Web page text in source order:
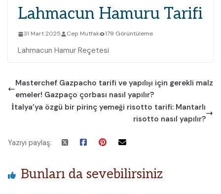
Lahmacun Hamuru Tarifi
31 Mart 2025 Cep Mutfak 179 Görüntüleme
Lahmacun Hamur Reçetesi
Masterchef Gazpacho tarifi ve yapılışı için gerekli malz
emeler! Gazpaço çorbası nasıl yapılır?
İtalya’ya özgü bir pirinç yemeği risotto tarifi: Mantarlı
risotto nasıl yapılır?
Yazıyı paylaş:
Bunları da sevebilirsiniz